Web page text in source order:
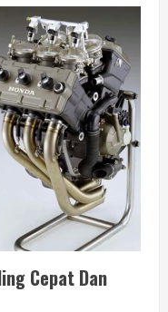
Cepat Dan